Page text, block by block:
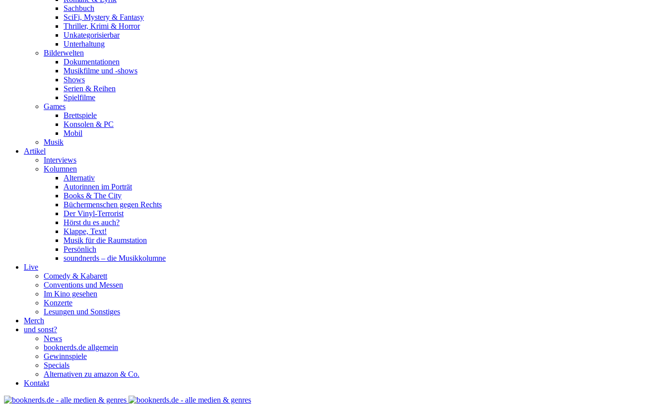
Sachbuch
SciFi, Mystery & Fantasy
Thriller, Krimi & Horror
Unkategorisierbar
Unterhaltung
Bilderwelten
Dokumentationen
Musikfilme und -shows
Shows
Serien & Reihen
Spielfilme
Games
Brettspiele
Konsolen & PC
Mobil
Musik
Artikel
Interviews
Kolumnen
Alternativ
Autorinnen im Porträt
Books & The City
Büchermenschen gegen Rechts
Der Vinyl-Terrorist
Hörst du es auch?
Klappe, Text!
Musik für die Raumstation
Persönlich
soundnerds – die Musikkolumne
Live
Comedy & Kabarett
Conventions und Messen
Im Kino gesehen
Konzerte
Lesungen und Sonstiges
Merch
und sonst?
News
booknerds.de allgemein
Gewinnspiele
Specials
Alternativen zu amazon & Co.
Kontakt